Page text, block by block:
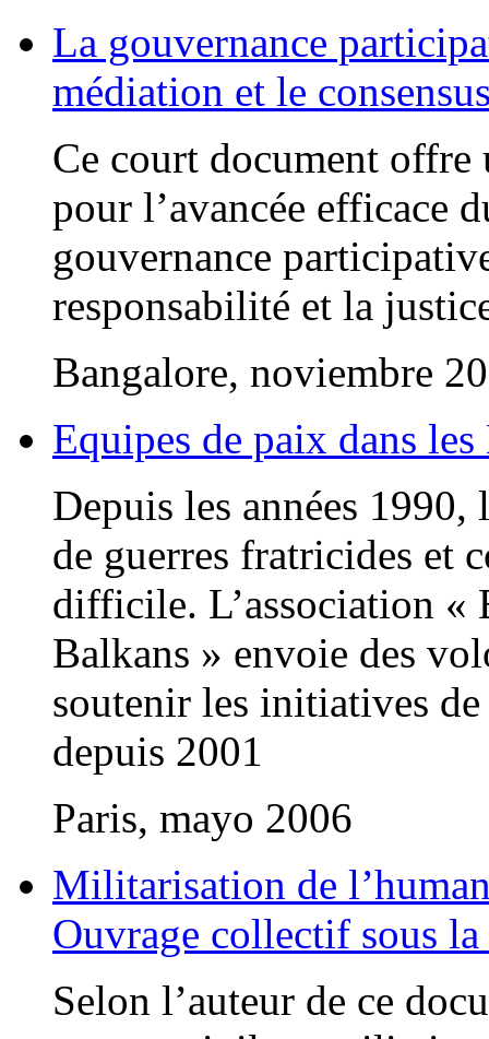
La gouvernance
médiation et le
Ce court document
pour l’avancée efficace
gouvernance
responsabilité et la
Bangalore, noviembre
Equipes de paix dans
Depuis les années 1990,
de guerres fratricides et
difficile. L’association «
Balkans » envoie des
soutenir les initiatives
depuis 2001
Paris, mayo 2006
Militarisation de
Ouvrage collectif sous
Selon l’auteur de ce